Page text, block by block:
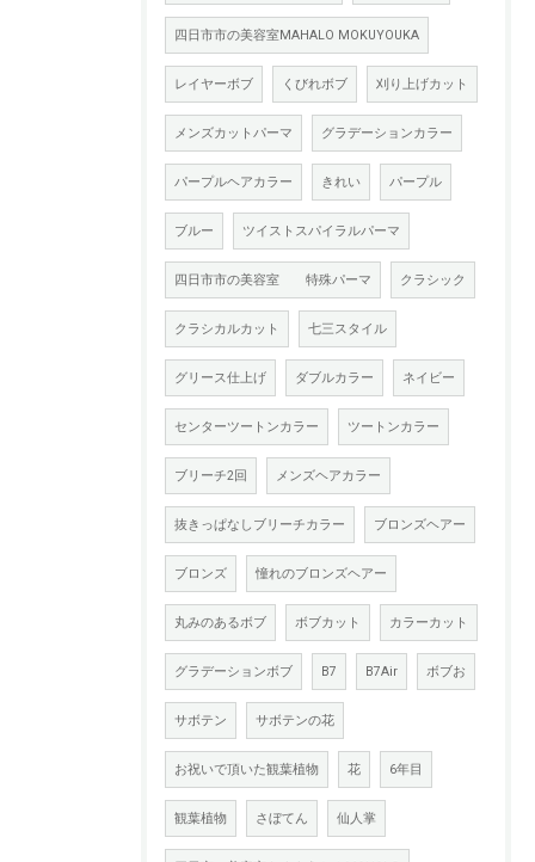
四日市市の美容室MAHALO MOKUYOUKA
レイヤーボブ くびれボブ 刈り上げカット
メンズカットパーマ グラデーションカラー
パープルヘアカラー きれい パープル
ブルー ツイストスパイラルパーマ
四日市市の美容室 特殊パーマ クラシック
クラシカルカット 七三スタイル
グリース仕上げ ダブルカラー ネイビー
センターツートンカラー ツートンカラー
ブリーチ2回 メンズヘアカラー
抜きっぱなしブリーチカラー ブロンズヘアー
ブロンズ 憧れのブロンズヘアー
丸みのあるボブ ボブカット カラーカット
グラデーションボブ B7 B7Air ボブお
サボテン サボテンの花
お祝いで頂いた観葉植物 花 6年目
観葉植物 さぼてん 仙人掌